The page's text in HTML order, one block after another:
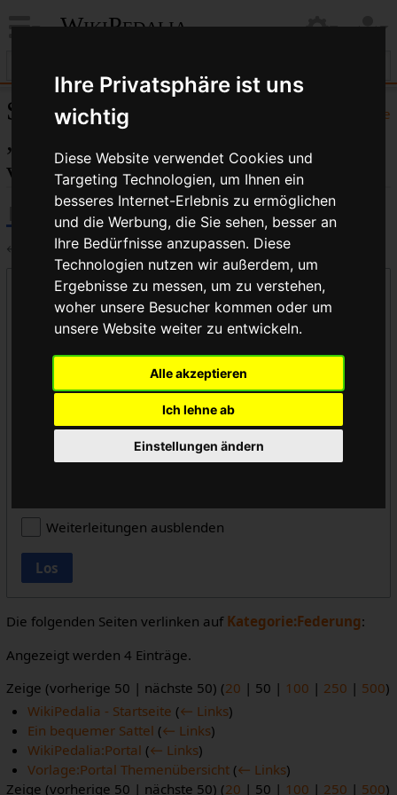
Ihre Privatsphäre ist uns
wichtig
Diese Website verwendet Cookies und
Targeting Technologien, um Ihnen ein
besseres Internet-Erlebnis zu ermöglichen
und die Werbung, die Sie sehen, besser an
Ihre Bedürfnisse anzupassen. Diese
Technologien nutzen wir außerdem, um
Ergebnisse zu messen, um zu verstehen,
woher unsere Besucher kommen oder um
unsere Website weiter zu entwickeln.
Alle akzeptieren
Ich lehne ab
Einstellungen ändern
WikiPedalia
Hilfe
Seiten, die auf
„Kategorie:Federung“
verlinken
← Kategorie:Federung
Links auf diese Seite
Namensraum:
Vorlageneinbindungen ausblenden
Weiterleitungen ausblenden
Los
Die folgenden Seiten verlinken auf Kategorie:Federung:
Angezeigt werden 4 Einträge.
Zeige (vorherige 50 | nächste 50) (20 | 50 | 100 | 250 | 500)
WikiPedalia - Startseite (← Links)
Ein bequemer Sattel (← Links)
WikiPedalia:Portal (← Links)
Vorlage:Portal Themenübersicht (← Links)
Zeige (vorherige 50 | nächste 50) (20 | 50 | 100 | 250 | 500)